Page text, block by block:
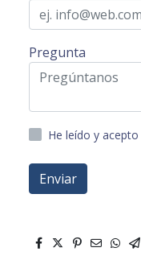
Pregunta
He leído y acepto
Enviar